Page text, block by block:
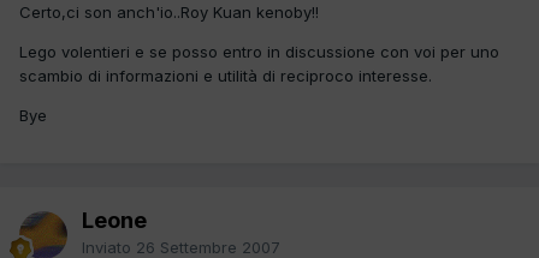
Certo,ci son anch'io..Roy Kuan kenoby!!
Lego volentieri e se posso entro in discussione con voi per uno
scambio di informazioni e utilità di reciproco interesse.
Bye
Leone
Inviato 26 Settembre 2007